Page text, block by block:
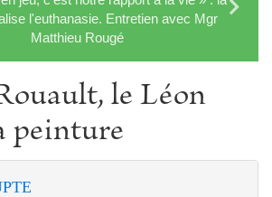
l'euthanasie. Entretien avec Mgr
Matthieu Rougé
le Léon
peinture